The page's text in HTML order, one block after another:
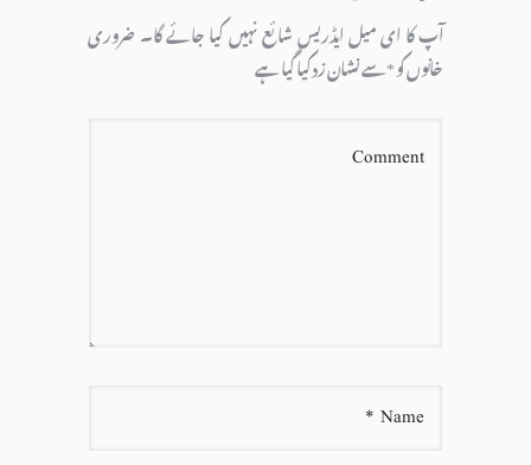
آپ کا ای میل ایڈریس شائع نہیں کیا جائے گا۔ضروری
خانوں کو*سے نشان زد کیا گیا ہے